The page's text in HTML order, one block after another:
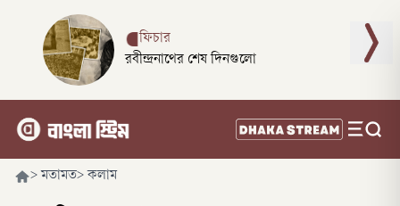
ফিচার
রবীন্দ্রনাথের শেষ দিনগুলো
> মতামত> কলাম